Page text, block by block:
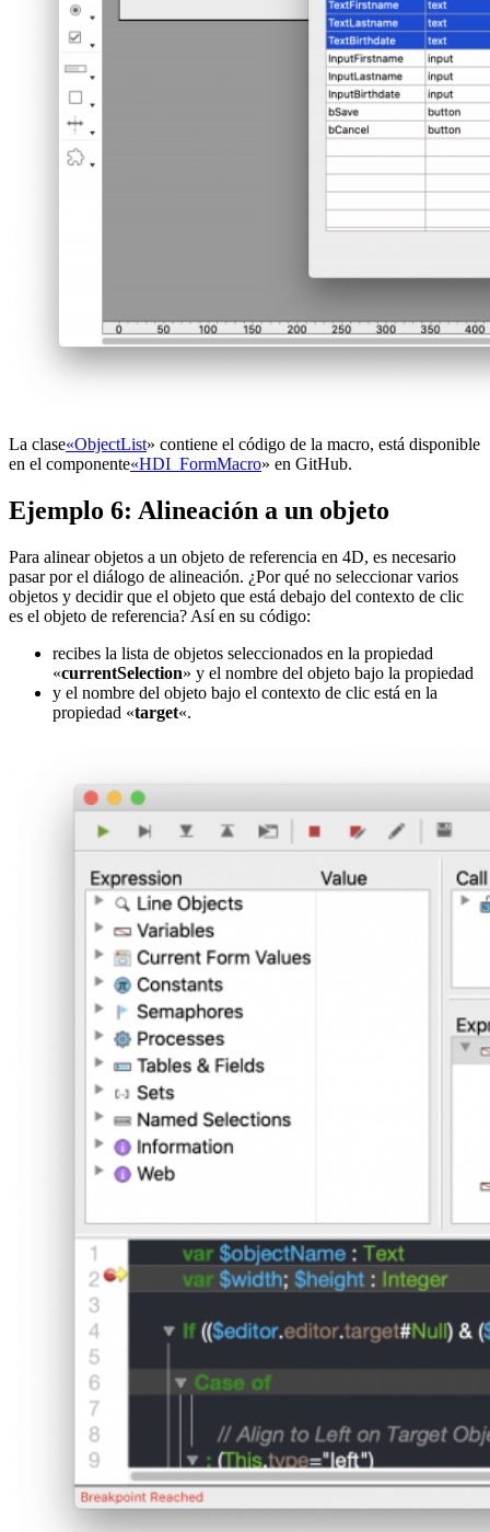
La clase«ObjectList» contiene el código de la macro, está disponible
en el componente«HDI_FormMacro» en GitHub.
Ejemplo 6: Alineación a un objeto
Para alinear objetos a un objeto de referencia en 4D, es necesario
pasar por el diálogo de alineación. ¿Por qué no seleccionar varios
objetos y decidir que el objeto que está debajo del contexto de clic
es el objeto de referencia? Así en su código:
recibes la lista de objetos seleccionados en la propiedad
«currentSelection» y el nombre del objeto bajo la propiedad
y el nombre del objeto bajo el contexto de clic está en la
propiedad «target«.